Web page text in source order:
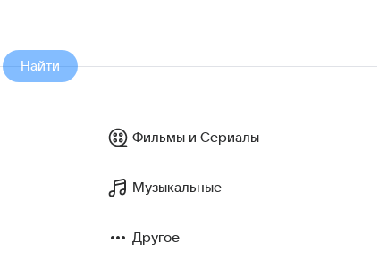
Найти
Фильмы и Сериалы
Музыкальные
Другое